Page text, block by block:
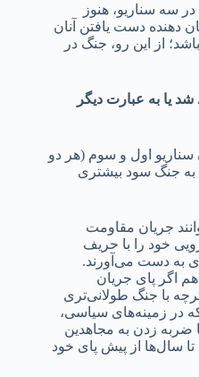
سه سناریو، هنوز
دهنده دست یافتن آنان
از این رو، جنگ در
شد یا به عبارت دیگر
سناریو اول و سوم (هر دو
به جنگ سود بیشتری
جریان مقاومت
خود را با حریف
به دست می‌آورند.
اگر پای جریان
با جنگ طولانی‌تری
در زمینه‌های سیاسی،
ضربه زدن به مجاهدین
سال‌ها از پیش پای خود